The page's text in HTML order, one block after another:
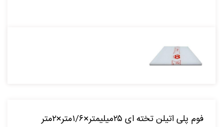
فوم پلی اتیلن تخته ای ۲۵میلیمتر×۱/۶متر×۲متر